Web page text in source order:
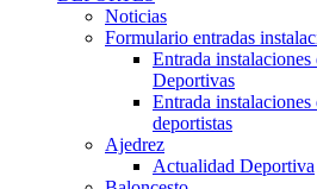
Noticias
Formulario entradas
Entrada
Deportivas
Entrada
deportistas
Ajedrez
Actualidad Deportiva